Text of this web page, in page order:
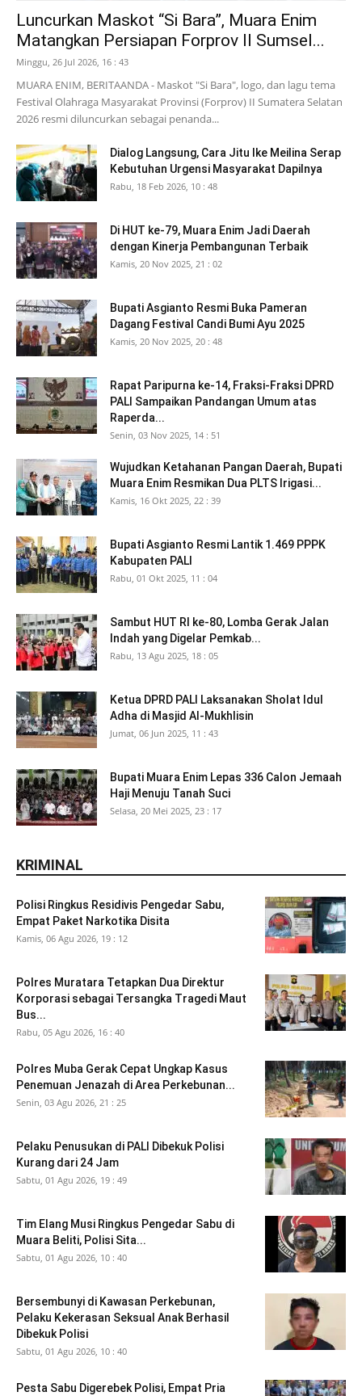
Luncurkan Maskot “Si Bara”, Muara Enim
Matangkan Persiapan Forprov II Sumsel...
Minggu, 26 Jul 2026, 16 : 43
MUARA ENIM, BERITAANDA - Maskot "Si Bara", logo, dan lagu tema
Festival Olahraga Masyarakat Provinsi (Forprov) II Sumatera Selatan
2026 resmi diluncurkan sebagai penanda...
Dialog Langsung, Cara Jitu Ike Meilina Serap
Kebutuhan Urgensi Masyarakat Dapilnya
Rabu, 18 Feb 2026, 10 : 48
Di HUT ke-79, Muara Enim Jadi Daerah
dengan Kinerja Pembangunan Terbaik
Kamis, 20 Nov 2025, 21 : 02
Bupati Asgianto Resmi Buka Pameran
Dagang Festival Candi Bumi Ayu 2025
Kamis, 20 Nov 2025, 20 : 48
Rapat Paripurna ke-14, Fraksi-Fraksi DPRD
PALI Sampaikan Pandangan Umum atas
Raperda...
Senin, 03 Nov 2025, 14 : 51
Wujudkan Ketahanan Pangan Daerah, Bupati
Muara Enim Resmikan Dua PLTS Irigasi...
Kamis, 16 Okt 2025, 22 : 39
Bupati Asgianto Resmi Lantik 1.469 PPPK
Kabupaten PALI
Rabu, 01 Okt 2025, 11 : 04
Sambut HUT RI ke-80, Lomba Gerak Jalan
Indah yang Digelar Pemkab...
Rabu, 13 Agu 2025, 18 : 05
Ketua DPRD PALI Laksanakan Sholat Idul
Adha di Masjid Al-Mukhlisin
Jumat, 06 Jun 2025, 11 : 43
Bupati Muara Enim Lepas 336 Calon Jemaah
Haji Menuju Tanah Suci
Selasa, 20 Mei 2025, 23 : 17
KRIMINAL
Polisi Ringkus Residivis Pengedar Sabu,
Empat Paket Narkotika Disita
Kamis, 06 Agu 2026, 19 : 12
Polres Muratara Tetapkan Dua Direktur
Korporasi sebagai Tersangka Tragedi Maut
Bus...
Rabu, 05 Agu 2026, 16 : 40
Polres Muba Gerak Cepat Ungkap Kasus
Penemuan Jenazah di Area Perkebunan...
Senin, 03 Agu 2026, 21 : 25
Pelaku Penusukan di PALI Dibekuk Polisi
Kurang dari 24 Jam
Sabtu, 01 Agu 2026, 19 : 49
Tim Elang Musi Ringkus Pengedar Sabu di
Muara Beliti, Polisi Sita...
Sabtu, 01 Agu 2026, 10 : 40
Bersembunyi di Kawasan Perkebunan,
Pelaku Kekerasan Seksual Anak Berhasil
Dibekuk Polisi
Sabtu, 01 Agu 2026, 10 : 40
Pesta Sabu Digerebek Polisi, Empat Pria